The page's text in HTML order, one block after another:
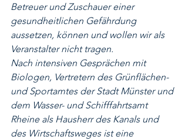
Betreuer und Zuschauer einer
gesundheitlichen Gefährdung
aussetzen, können und wollen wir als
Veranstalter nicht tragen.
Nach intensiven Gesprächen mit
Biologen, Vertretern des Grünflächen-
und Sportamtes der Stadt Münster und
dem Wasser- und Schifffahrtsamt
Rheine als Hausherr des Kanals und
des Wirtschaftsweges ist eine